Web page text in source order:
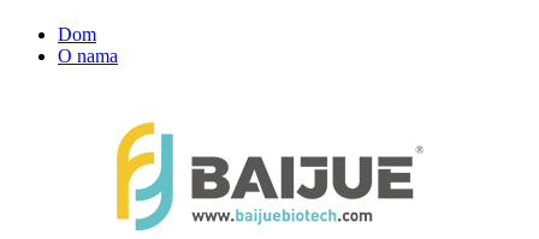
Dom
O nama